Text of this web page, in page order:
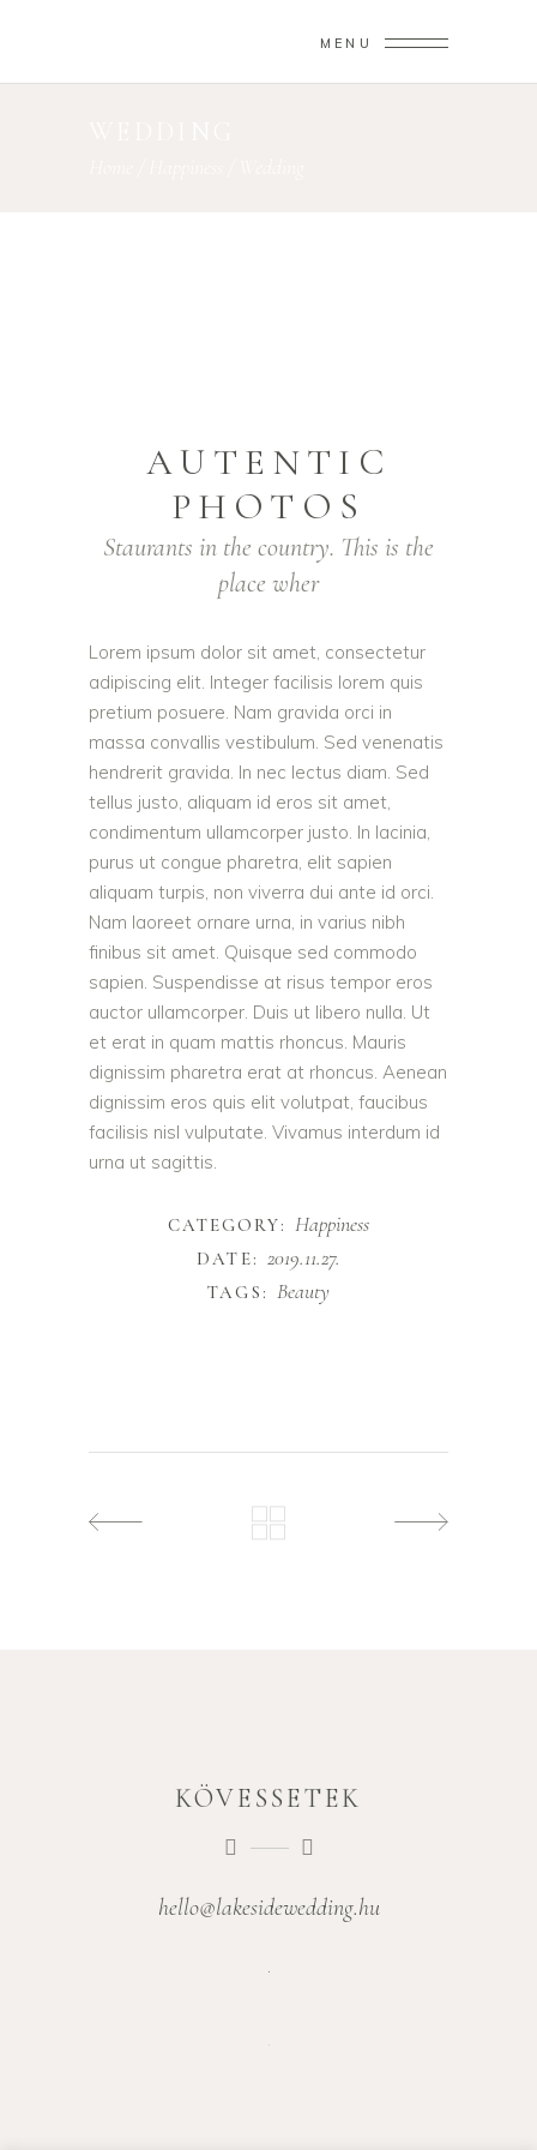
MENU
AUTENTIC
PHOTOS
Staurants in the country. This is the
place wher
Lorem ipsum dolor sit amet, consectetur
adipiscing elit. Integer facilisis lorem quis
pretium posuere. Nam gravida orci in
massa convallis vestibulum. Sed venenatis
hendrerit gravida. In nec lectus diam. Sed
tellus justo, aliquam id eros sit amet,
condimentum ullamcorper justo. In lacinia,
purus ut congue pharetra, elit sapien
aliquam turpis, non viverra dui ante id orci.
Nam laoreet ornare urna, in varius nibh
finibus sit amet. Quisque sed commodo
sapien. Suspendisse at risus tempor eros
auctor ullamcorper. Duis ut libero nulla. Ut
et erat in quam mattis rhoncus. Mauris
dignissim pharetra erat at rhoncus. Aenean
dignissim eros quis elit volutpat, faucibus
facilisis nisl vulputate. Vivamus interdum id
urna ut sagittis.
CATEGORY: Happiness
DATE: 2019.11.27.
TAGS: Beauty
KÖVESSETEK
hello@lakesidewedding.hu